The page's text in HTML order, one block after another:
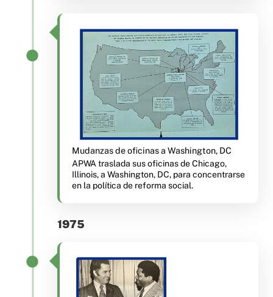
Mudanzas de oficinas a Washington, DC
APWA traslada sus oficinas de Chicago,
Illinois, a Washington, DC, para concentrarse
en la política de reforma social.
1975